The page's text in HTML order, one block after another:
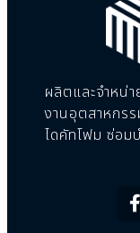
ผลิตและจำหน่
งานอุตสาหกร
ไดคัทโฟม ซ่อม